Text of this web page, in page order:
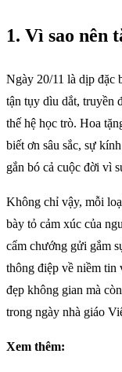
1. Vì sao nên
Ngày 20/11 là dịp đặc
tận tụy dìu dắt, truyền
thế hệ học trò. Hoa
biết ơn sâu sắc, sự
gắn bó cả cuộc đời vì
Không chỉ vậy, mỗi
bày tỏ cảm xúc của
cẩm chướng gửi gắm
thông điệp về niềm
đẹp không gian mà
trong ngày nhà giáo
Xem thêm: